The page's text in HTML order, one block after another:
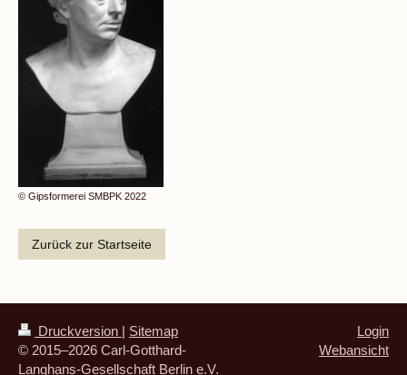
© Gipsformerei SMBPK 2022
Zurück zur Startseite
Druckversion | Sitemap
© 2015–2026 Carl-Gotthard-
Langhans-Gesellschaft Berlin e.V.
Login
Webansicht